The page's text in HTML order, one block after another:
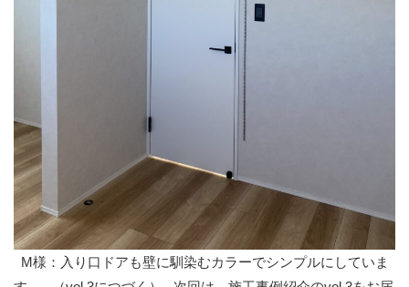
M様：入り口ドアも壁に馴染むカラーでシンプルにしていま